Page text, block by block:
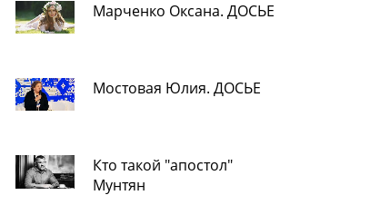
Марченко Оксана. ДОСЬЕ
Мостовая Юлия. ДОСЬЕ
Кто такой "апостол"
Мунтян